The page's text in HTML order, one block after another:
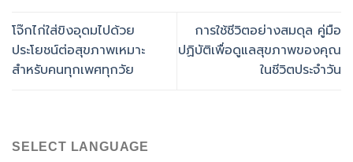
โจ๊กไก่ใส่ขิงอุดมไปด้วย
ประโยชน์ต่อสุขภาพเหมาะ
สำหรับคนทุกเพศทุกวัย
การใช้ชีวิตอย่างสมดุล คู่มือ
ปฏิบัติเพื่อดูแลสุขภาพของคุณ
ในชีวิตประจำวัน
SELECT LANGUAGE